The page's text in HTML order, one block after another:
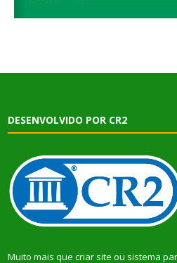
DESENVOLVIDO POR CR2
Muito mais que criar site ou sistema